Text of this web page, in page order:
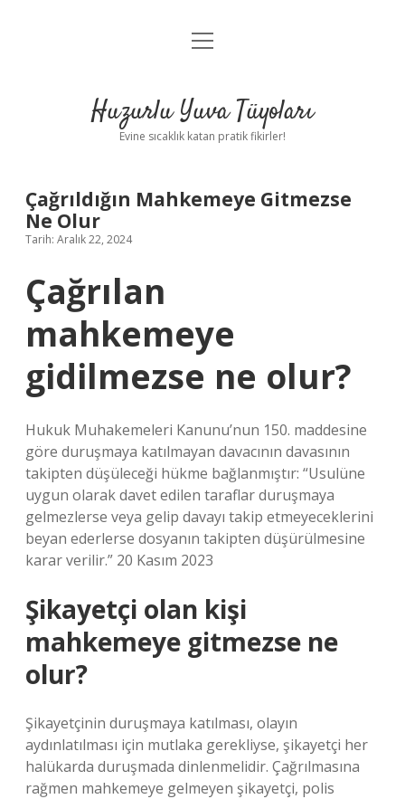
Anasayfa
Yasal Uyarı
menüyü
Huzurlu Yuva Tüyoları
Evine sıcaklık katan pratik fikirler!
Çağrıldığın Mahkemeye Gitmezse
Ne Olur
Tarih: Aralık 22, 2024
Çağrılan
mahkemeye
gidilmezse ne olur?
Hukuk Muhakemeleri Kanunu’nun 150. maddesine
göre duruşmaya katılmayan davacının davasının
takipten düşüleceği hükme bağlanmıştır: “Usulüne
uygun olarak davet edilen taraflar duruşmaya
gelmezlerse veya gelip davayı takip etmeyeceklerini
beyan ederlerse dosyanın takipten düşürülmesine
karar verilir.” 20 Kasım 2023
Şikayetçi olan kişi
mahkemeye gitmezse ne
olur?
Şikayetçinin duruşmaya katılması, olayın
aydınlatılması için mutlaka gerekliyse, şikayetçi her
halükarda duruşmada dinlenmelidir. Çağrılmasına
rağmen mahkemeye gelmeyen şikayetçi, polis